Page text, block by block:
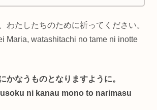
わたしたちのために祈ってください。
Maria, watashitachi no tame ni inotte
かなうものとなりますように。
ni kanau mono to narimasu